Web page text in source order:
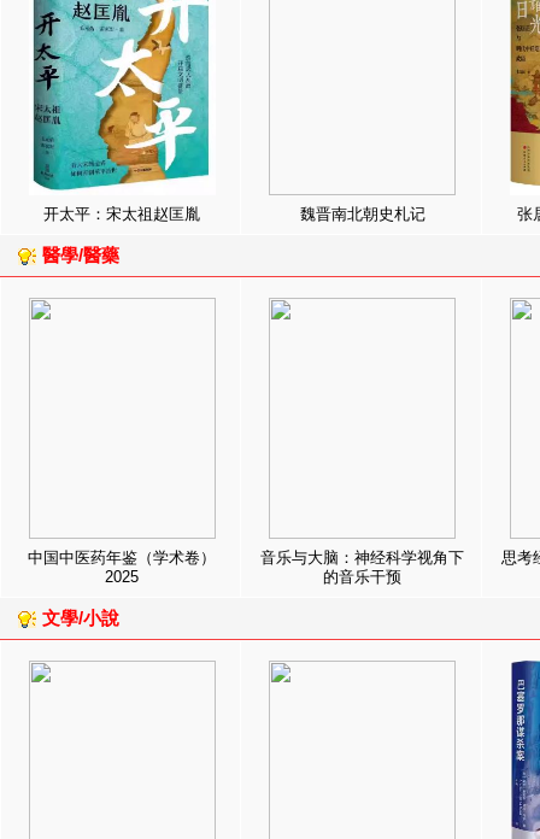
开太平：宋太祖赵匡胤 魏晋南北朝史札记 张
醫學/醫藥
中国中医药年鉴（学术卷）
2025
音乐与大脑：神经科学视角下
的音乐干预
思考
文學/小說